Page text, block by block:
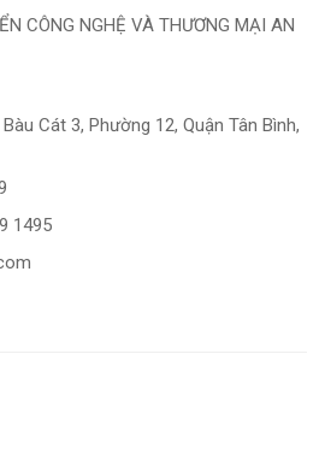
CÔNG NGHỆ VÀ THƯƠNG MẠI AN
Cát 3, Phường 12, Quận Tân Bình,
1495